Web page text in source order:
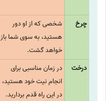
چرخ
شخصی که از او دور
هستید، به سوی شما باز
خواهد گشت.
درخت
در زمان مناسبی برای
انجام نیت خود هستید،
در این راه قدم بردارید.